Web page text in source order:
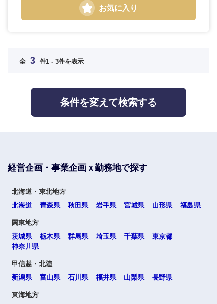
お気に入り
全 3 件1 - 3件を表示
条件を変えて検索する
経営企画・事業企画ｘ勤務地で探す
北海道・東北地方
北海道
青森県 秋田県 岩手県 宮城県 山形県 福島県
関東地方
茨城県
栃木県 群馬県 埼玉県 千葉県
東京都
神奈川県
甲信越・北陸
新潟県
富山県 石川県 福井県 山梨県 長野県
東海地方